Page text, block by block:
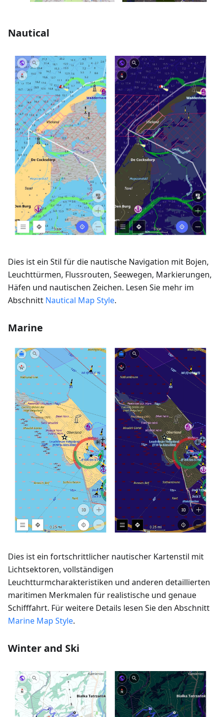
Nautical
Dies ist ein Stil für die nautische Navigation mit Bojen,
Leuchttürmen, Flussrouten, Seewegen, Markierungen,
Häfen und nautischen Zeichen. Lesen Sie mehr im
Abschnitt Nautical Map Style.
Marine
Dies ist ein fortschrittlicher nautischer Kartenstil mit
Lichtsektoren, vollständigen
Leuchtturmcharakteristiken und anderen detaillierten
maritimen Merkmalen für realistische und genaue
Schifffahrt. Für weitere Details lesen Sie den Abschnitt
Marine Map Style.
Winter and Ski